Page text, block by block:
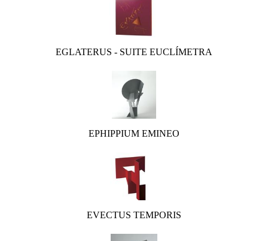
EGLATERUS - SUITE EUCLÍMETRA
EPHIPPIUM EMINEO
EVECTUS TEMPORIS